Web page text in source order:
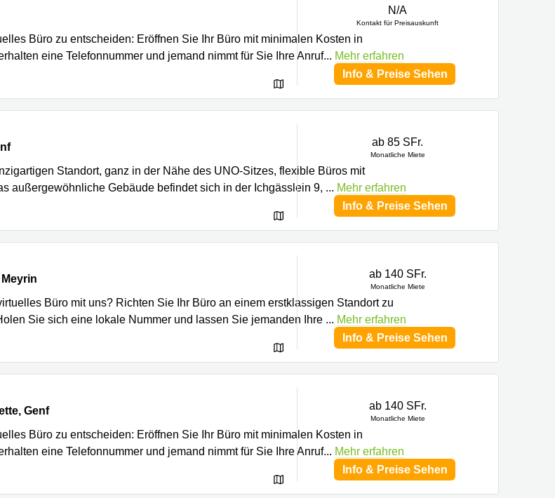
Büro zu entscheiden: Eröffnen Sie Ihr Büro mit minimalen Kosten in
eine Telefonnummer und jemand nimmt für Sie Ihre Anruf... Mehr erfahren
N/A
Kontakt für Preisauskunft
Info & Preise Sehen
Standort, ganz in der Nähe des UNO-Sitzes, flexible Büros mit
außergewöhnliche Gebäude befindet sich in der Ichgässlein 9, ... Mehr erfahren
ab 85 SFr.
Monatliche Miete
Info & Preise Sehen
Meyrin
Büro mit uns? Richten Sie Ihr Büro an einem erstklassigen Standort zu
Sie sich eine lokale Nummer und lassen Sie jemanden Ihre ... Mehr erfahren
ab 140 SFr.
Monatliche Miete
Info & Preise Sehen
3ème étage, Genf
Genf
Büro zu entscheiden: Eröffnen Sie Ihr Büro mit minimalen Kosten in
eine Telefonnummer und jemand nimmt für Sie Ihre Anruf... Mehr erfahren
ab 140 SFr.
Monatliche Miete
Info & Preise Sehen